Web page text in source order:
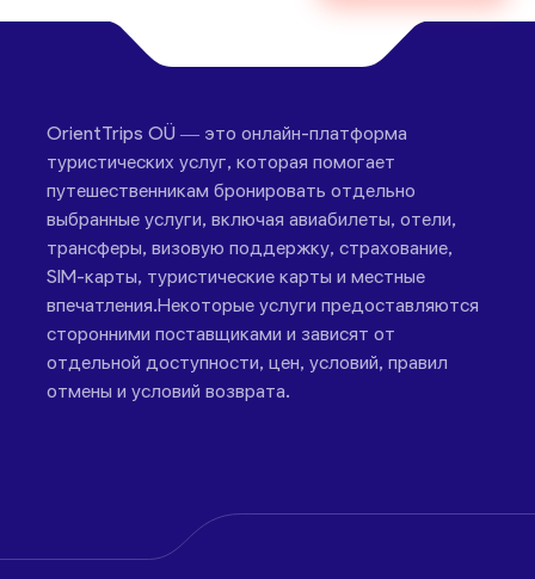
OrientTrips OÜ — это онлайн-платформа
туристических услуг, которая помогает
путешественникам бронировать отдельно
выбранные услуги, включая авиабилеты, отели,
трансферы, визовую поддержку, страхование,
SIM-карты, туристические карты и местные
впечатления.Некоторые услуги предоставляются
сторонними поставщиками и зависят от
отдельной доступности, цен, условий, правил
отмены и условий возврата.